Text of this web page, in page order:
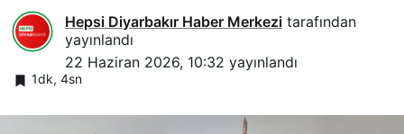
Hepsi Diyarbakır Haber Merkezi tarafından
yayınlandı
22 Haziran 2026, 10:32 yayınlandı
1dk, 4sn